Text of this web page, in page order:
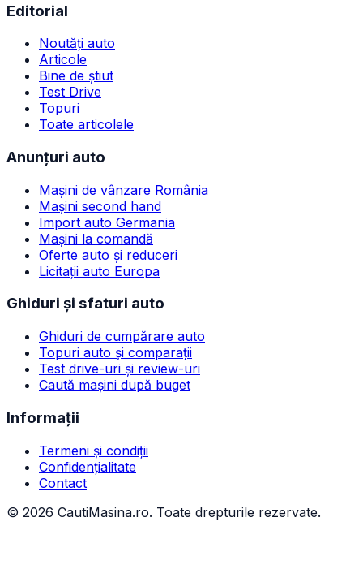
Editorial
Noutăți auto
Articole
Bine de știut
Test Drive
Topuri
Toate articolele
Anunțuri auto
Mașini de vânzare România
Mașini second hand
Import auto Germania
Mașini la comandă
Oferte auto și reduceri
Licitații auto Europa
Ghiduri și sfaturi auto
Ghiduri de cumpărare auto
Topuri auto și comparații
Test drive-uri și review-uri
Caută mașini după buget
Informații
Termeni și condiții
Confidențialitate
Contact
© 2026 CautiMasina.ro. Toate drepturile rezervate.